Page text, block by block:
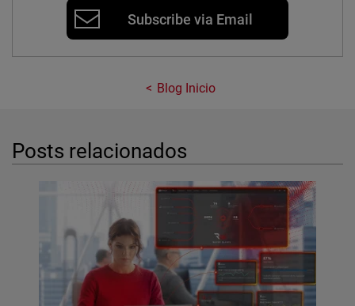
Subscribe via Email
Blog Inicio
Posts relacionados